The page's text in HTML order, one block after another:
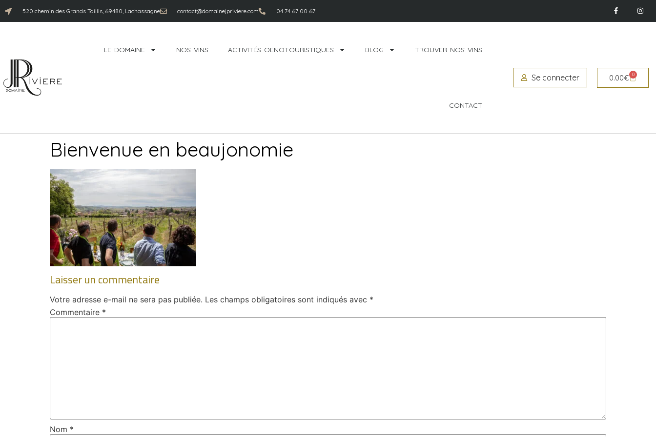
520 chemin des Grands Taillis, 69480, Lachassagne contact@domainejpriviere.com 04 74 67 00 67
LE DOMAINE NOS VINS ACTIVITÉS OENOTOURISTIQUES BLOG TROUVER NOS VINS
CONTACT
Se connecter 0.00€ 0
Bienvenue en beaujonomie
Laisser un commentaire
Votre adresse e-mail ne sera pas publiée. Les champs obligatoires sont indiqués avec *
Commentaire *
Nom *